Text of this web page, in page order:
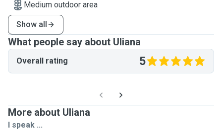
Medium outdoor area
Show all
What people say about Uliana
Overall rating 5
More about Uliana
I speak ...